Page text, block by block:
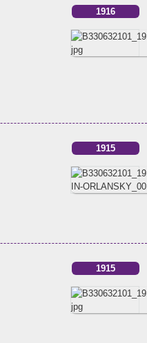
1916
1915
1915